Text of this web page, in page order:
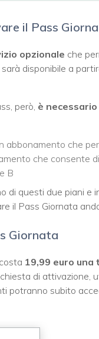
il Pass
opzionale che
disponibile a
però, è
in abbonamento che
che consente
B
di questi due piani
il Pass Giornata
Giornata
19,99 euro una
di attivazione,
potranno subito